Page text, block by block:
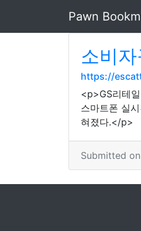
Pawn
소비
https://
<p>GS리테
스마트폰 실
혀졌다.</p>
Submitted